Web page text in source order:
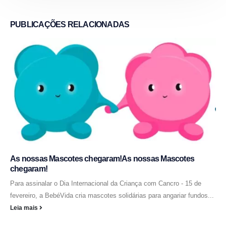
PUBLICAÇÕES RELACIONADAS
As nossas Mascotes chegaram!As nossas Mascotes
chegaram!
Para assinalar o Dia Internacional da Criança com Cancro - 15 de
fevereiro, a BebéVida cria mascotes solidárias para angariar fundos...
Leia mais